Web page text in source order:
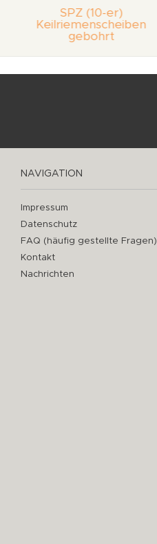
SPZ (10-er)
Keilriemenscheiben
gebohrt
NAVIGATION
Impressum
Datenschutz
FAQ (häufig gestellte Fragen)
Kontakt
Nachrichten